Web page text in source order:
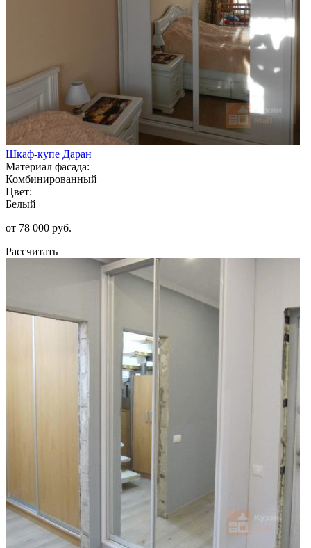
Шкаф-купе Даран
Материал фасада:
Комбинированный
Цвет:
Белый
от 78 000 руб.
Рассчитать